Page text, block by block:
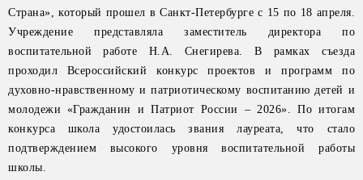
Страна», который прошел в Санкт-Петербурге с 15 по 18 апреля.
Учреждение представляла заместитель директора по
воспитательной работе Н.А. Снегирева. В рамках съезда
проходил Всероссийский конкурс проектов и программ по
духовно-нравственному и патриотическому воспитанию детей и
молодежи «Гражданин и Патриот России – 2026». По итогам
конкурса школа удостоилась звания лауреата, что стало
подтверждением высокого уровня воспитательной работы
школы.